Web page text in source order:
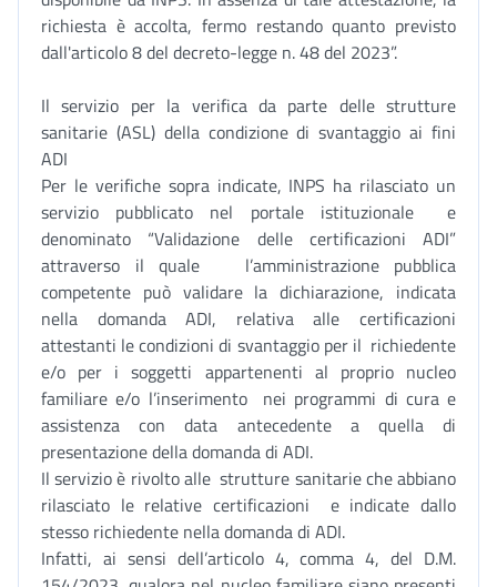
richiesta è accolta, fermo restando quanto previsto
dall'articolo 8 del decreto-legge n. 48 del 2023”.
Il servizio per la verifica da parte delle strutture
sanitarie (ASL) della condizione di svantaggio ai fini
ADI
Per le verifiche sopra indicate, INPS ha rilasciato un
servizio pubblicato nel portale istituzionale e
denominato “Validazione delle certificazioni ADI”
attraverso il quale l’amministrazione pubblica
competente può validare la dichiarazione, indicata
nella domanda ADI, relativa alle certificazioni
attestanti le condizioni di svantaggio per il richiedente
e/o per i soggetti appartenenti al proprio nucleo
familiare e/o l’inserimento nei programmi di cura e
assistenza con data antecedente a quella di
presentazione della domanda di ADI.
Il servizio è rivolto alle strutture sanitarie che abbiano
rilasciato le relative certificazioni e indicate dallo
stesso richiedente nella domanda di ADI.
Infatti, ai sensi dell’articolo 4, comma 4, del D.M.